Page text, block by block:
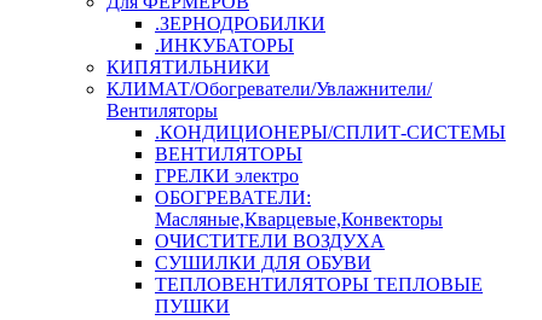
.ЗЕРНОДРОБИЛКИ
.ИНКУБАТОРЫ
КИПЯТИЛЬНИКИ
КЛИМАТ/Обогреватели/Увлажнители/
Вентиляторы
.КОНДИЦИОНЕРЫ/СПЛИТ-СИСТЕМЫ
ВЕНТИЛЯТОРЫ
ГРЕЛКИ электро
ОБОГРЕВАТЕЛИ:
Масляные,Кварцевые,Конвекторы
ОЧИСТИТЕЛИ ВОЗДУХА
СУШИЛКИ ДЛЯ ОБУВИ
ТЕПЛОВЕНТИЛЯТОРЫ ТЕПЛОВЫЕ
ПУШКИ